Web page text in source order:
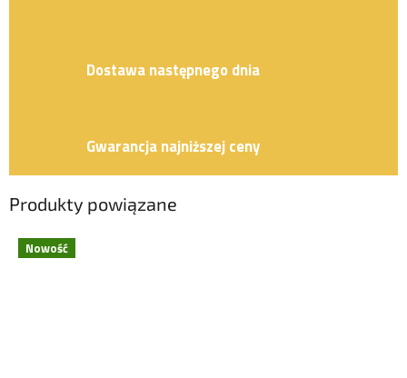
Dostawa następnego dnia
Gwarancja najniższej ceny
Produkty powiązane
Nowość